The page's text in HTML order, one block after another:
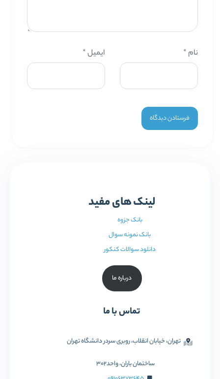
نام * ایمیل*
لینک های مفید
بانک جزوه
بانک نمونه سوال
دانلود سوالات کنکور
درباره ما
تماس با ما
تهران، خیابان انقلاب، روبری سردر دانشگاه تهران
ساختمان باران، واحد302